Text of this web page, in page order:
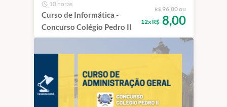
10 horas
Curso de Informática -
Concurso Colégio Pedro II
R$ 96,00 ou
12x R$8,00